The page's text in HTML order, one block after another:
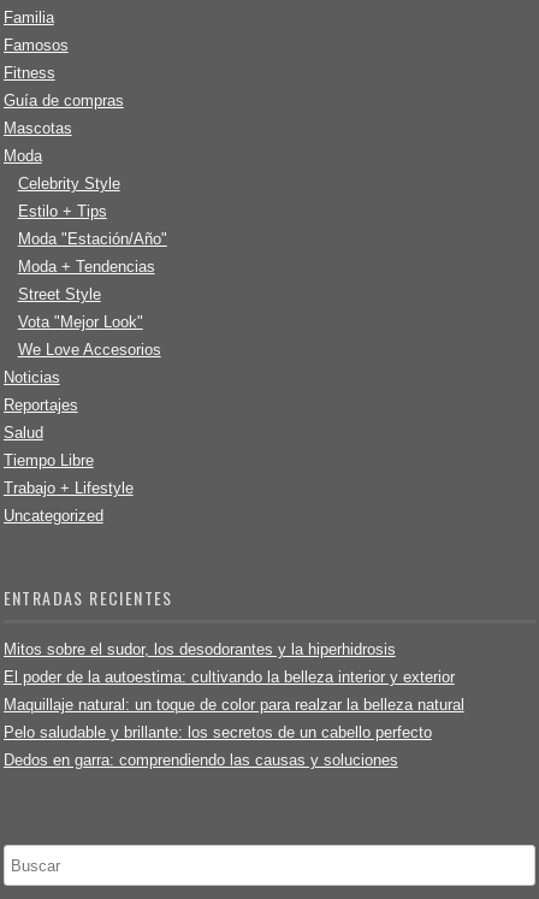
Familia
Famosos
Fitness
Guía de compras
Mascotas
Moda
Celebrity Style
Estilo + Tips
Moda "Estación/Año"
Moda + Tendencias
Street Style
Vota "Mejor Look"
We Love Accesorios
Noticias
Reportajes
Salud
Tiempo Libre
Trabajo + Lifestyle
Uncategorized
ENTRADAS RECIENTES
Mitos sobre el sudor, los desodorantes y la hiperhidrosis
El poder de la autoestima: cultivando la belleza interior y exterior
Maquillaje natural: un toque de color para realzar la belleza natural
Pelo saludable y brillante: los secretos de un cabello perfecto
Dedos en garra: comprendiendo las causas y soluciones
Buscar